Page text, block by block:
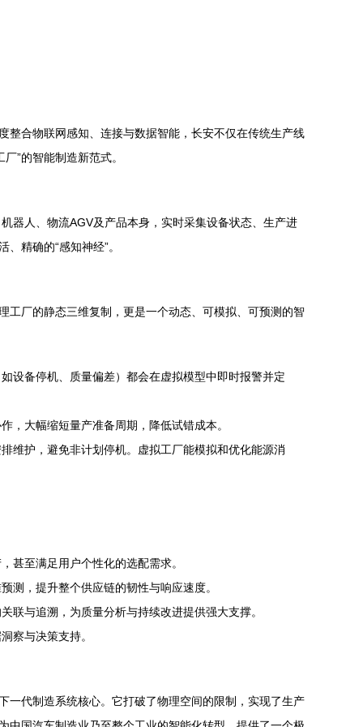
整合物联网感知、连接与数据智能，长安不仅在传统生产线
”的智能制造新范式。
器人、物流AGV及产品本身，实时采集设备状态、生产进
精确的“感知神经”。
工厂的静态三维复制，更是一个动态、可模拟、可预测的智
设备停机、质量偏差）都会在虚拟模型中即时报警并定
，大幅缩短量产准备周期，降低试错成本。
维护，避免非计划停机。虚拟工厂能模拟和优化能源消
甚至满足用户个性化的选配需求。
测，提升整个供应链的韧性与响应速度。
联与追溯，为质量分析与持续改进提供强大支撑。
察与决策支持。
一代制造系统核心。它打破了物理空间的限制，实现了生产